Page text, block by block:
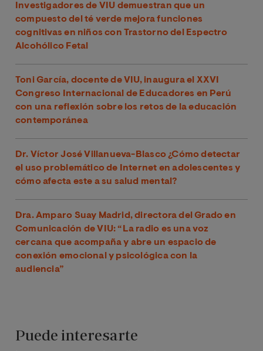
Investigadores de VIU demuestran que un
compuesto del té verde mejora funciones
cognitivas en niños con Trastorno del Espectro
Alcohólico Fetal
Toni García, docente de VIU, inaugura el XXVI
Congreso Internacional de Educadores en Perú
con una reflexión sobre los retos de la educación
contemporánea
Dr. Víctor José Villanueva-Blasco ¿Cómo detectar
el uso problemático de Internet en adolescentes y
cómo afecta este a su salud mental?
Dra. Amparo Suay Madrid, directora del Grado en
Comunicación de VIU: “La radio es una voz
cercana que acompaña y abre un espacio de
conexión emocional y psicológica con la
audiencia”
Puede interesarte